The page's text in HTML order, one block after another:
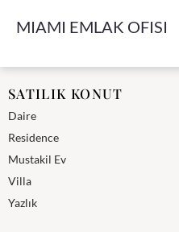
MIAMI EMLAK OFISI
Miami
SATILIK KONUT
Daire
Residence
Mustakil Ev
Villa
Yazlık